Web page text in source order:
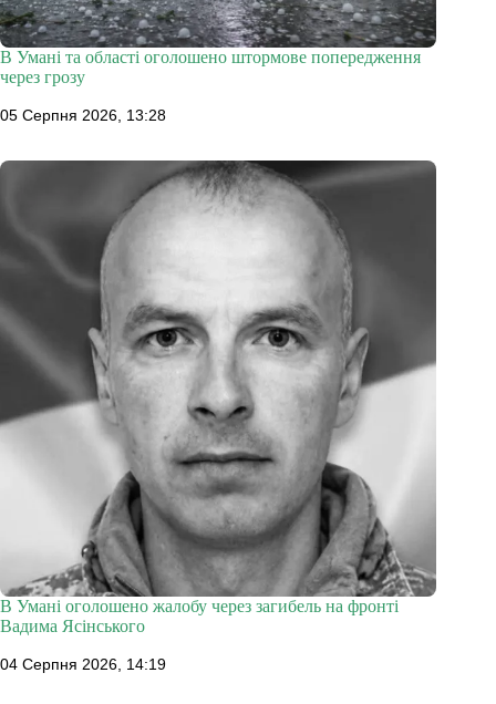
В Умані та області оголошено штормове попередження
через грозу
05 Серпня 2026, 13:28
В Умані оголошено жалобу через загибель на фронті
Вадима Ясінського
04 Серпня 2026, 14:19